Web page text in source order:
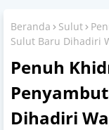
Beranda Sulut
Sulut Baru Dihadiri
Penuh
Dihadiri